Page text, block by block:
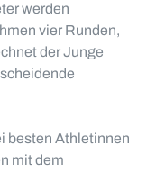
werden
vier Runden,
der Junge
besten Athletinnen
mit dem